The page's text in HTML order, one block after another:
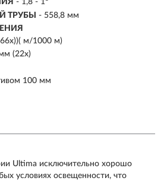
- 1,8 - 1º
ТРУБЫ
- 558,8 мм
м/1000 м)
(22x)
100 мм
Ultima исключительно хорошо
условиях освещенности, что